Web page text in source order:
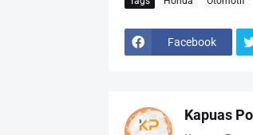
Facebook
Kapuas